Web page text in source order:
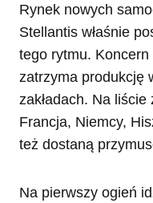
Rynek nowych
Stellantis właśnie
tego rytmu. Koncern
zatrzyma produkcję
zakładach. Na liście
Francja, Niemcy,
też dostaną
Na pierwszy ogień